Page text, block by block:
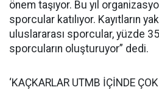
önem taşıyor. Bu yıl
sporcular katılıyor. Kayıtların
uluslararası sporcular, yüzde
sporcuların oluşturuyor” dedi.
‘KAÇKARLAR UTMB İÇİNDE ÇOK